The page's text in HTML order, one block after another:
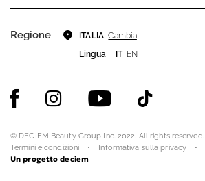
Regione ITALIA Cambia
Lingua
IT EN
© DECIEM Beauty Group Inc. 2022. All rights reserved.
Termini e condizioni
Informativa sulla privacy
Un progetto deciem